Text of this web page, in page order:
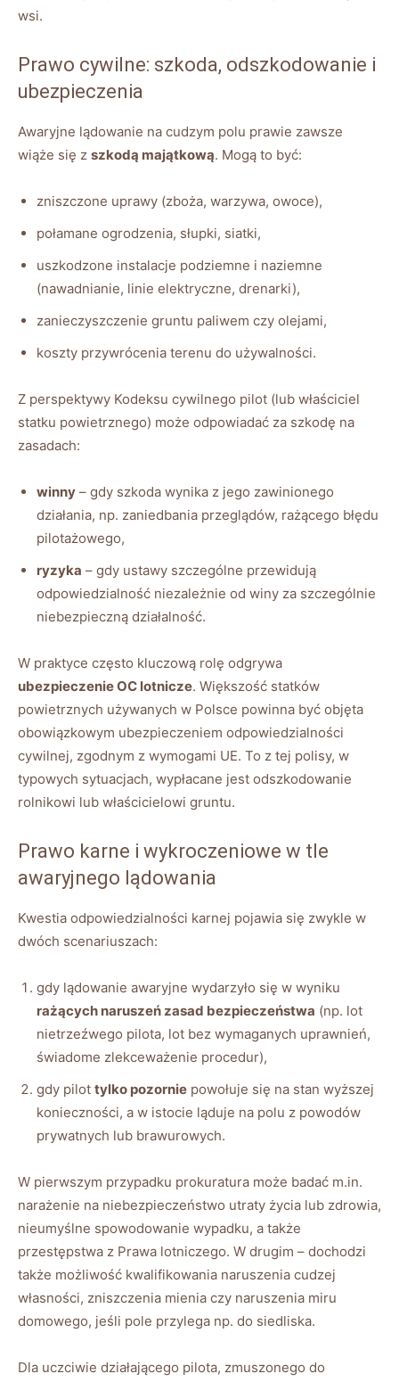
wsi.
Prawo cywilne: szkoda, odszkodowanie i
ubezpieczenia
Awaryjne lądowanie na cudzym polu prawie zawsze
wiąże się z szkodą majątkową. Mogą to być:
zniszczone uprawy (zboża, warzywa, owoce),
połamane ogrodzenia, słupki, siatki,
uszkodzone instalacje podziemne i naziemne
(nawadnianie, linie elektryczne, drenarki),
zanieczyszczenie gruntu paliwem czy olejami,
koszty przywrócenia terenu do używalności.
Z perspektywy Kodeksu cywilnego pilot (lub właściciel
statku powietrznego) może odpowiadać za szkodę na
zasadach:
winny – gdy szkoda wynika z jego zawinionego
działania, np. zaniedbania przeglądów, rażącego błędu
pilotażowego,
ryzyka – gdy ustawy szczególne przewidują
odpowiedzialność niezależnie od winy za szczególnie
niebezpieczną działalność.
W praktyce często kluczową rolę odgrywa
ubezpieczenie OC lotnicze. Większość statków
powietrznych używanych w Polsce powinna być objęta
obowiązkowym ubezpieczeniem odpowiedzialności
cywilnej, zgodnym z wymogami UE. To z tej polisy, w
typowych sytuacjach, wypłacane jest odszkodowanie
rolnikowi lub właścicielowi gruntu.
Prawo karne i wykroczeniowe w tle
awaryjnego lądowania
Kwestia odpowiedzialności karnej pojawia się zwykle w
dwóch scenariuszach:
gdy lądowanie awaryjne wydarzyło się w wyniku
rażących naruszeń zasad bezpieczeństwa (np. lot
nietrzeźwego pilota, lot bez wymaganych uprawnień,
świadome zlekceważenie procedur),
gdy pilot tylko pozornie powołuje się na stan wyższej
konieczności, a w istocie ląduje na polu z powodów
prywatnych lub brawurowych.
W pierwszym przypadku prokuratura może badać m.in.
narażenie na niebezpieczeństwo utraty życia lub zdrowia,
nieumyślne spowodowanie wypadku, a także
przestępstwa z Prawa lotniczego. W drugim – dochodzi
także możliwość kwalifikowania naruszenia cudzej
własności, zniszczenia mienia czy naruszenia miru
domowego, jeśli pole przylega np. do siedliska.
Dla uczciwie działającego pilota, zmuszonego do